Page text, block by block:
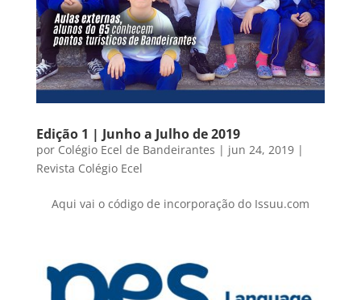
Edição 1 | Junho a Julho de 2019
por Colégio Ecel de Bandeirantes | jun 24, 2019|
Revista Colégio Ecel
Aqui vai o código de incorporação do Issuu.com